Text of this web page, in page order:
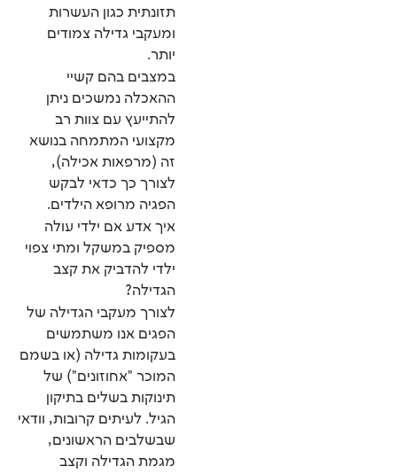
תזונתית כגון העשרות
ומעקבי גדילה צמודים
יותר.
במצבים בהם קשיי
ההאכלה נמשכים ניתן
להתייעץ עם צוות רב
מקצועי המתמחה בנושא
זה (מרפאות אכילה),
לצורך כך כדאי לבקש
הפגיה מרופא הילדים.
איך אדע אם ילדי עולה
מספיק במשקל ומתי צפוי
ילדי להדביק את קצב
הגדילה?
לצורך מעקבי הגדילה של
הפגים אנו משתמשים
בעקומות גדילה (או בשמם
המוכר "אחוזונים") של
תינוקות בשלים בתיקון
הגיל. לעיתים קרובות, וודאי
שבשלבים הראשונים,
מגמת הגדילה וקצב